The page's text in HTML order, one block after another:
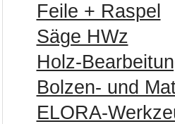
Feile + Raspel
Säge HWz
Holz-
Bolzen- und
ELORA-